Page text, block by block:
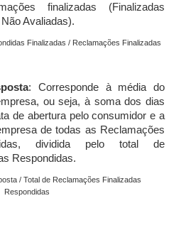
finalizadas (Finalizadas
Avaliadas).
Finalizadas / Reclamações Finalizadas
: Corresponde à média do
ou seja, à soma dos dias
de abertura pelo consumidor e a
de todas as Reclamações
dividida pelo total de
Respondidas.
/ Total de Reclamações Finalizadas
Respondidas